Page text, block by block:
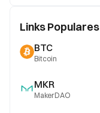
Links Populares
BTC
Bitcoin
MKR
MakerDAO